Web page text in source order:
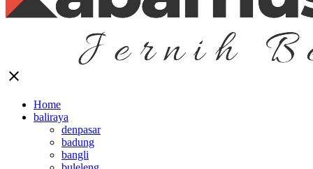
close
Home
baliraya
denpasar
badung
bangli